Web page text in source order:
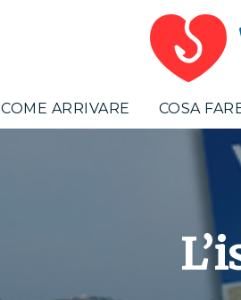
COME ARRIVARE COSA